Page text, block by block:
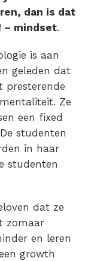
dan is dat
– mindset.
is aan
geleden dat
presterende
Ze
een fixed
studenten
in haar
studenten
dat ze
zomaar
en leren
growth